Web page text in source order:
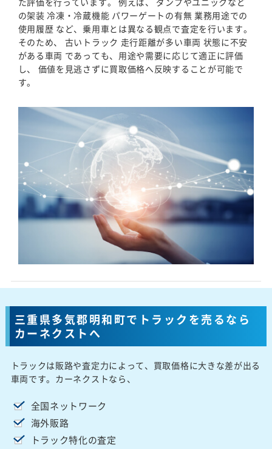
の架装 冷凍・冷蔵機能 パワーゲートの有無 業務用途での
使用履歴 など、乗用車とは異なる観点で査定を行います。
そのため、 古いトラック 走行距離が多い車両 状態に不安
がある車両 であっても、用途や需要に応じて適正に評価
し、 価値を見逃さずに買取価格へ反映することが可能で
す。
三重県多気郡明和町でトラックを売るなら
カーネクストへ
トラックは販路や査定力によって、買取価格に大きな差が出る
車両です。カーネクストなら、
全国ネットワーク
海外販路
トラック特化の査定